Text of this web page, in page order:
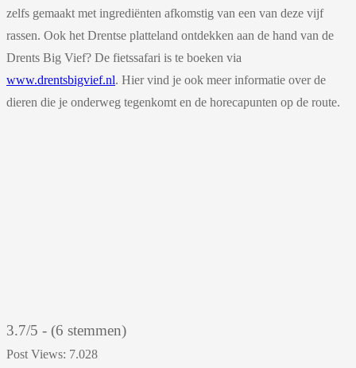
zelfs gemaakt met ingrediënten afkomstig van een van deze vijf
rassen. Ook het Drentse platteland ontdekken aan de hand van de
Drents Big Vief? De fietssafari is te boeken via
www.drentsbigvief.nl. Hier vind je ook meer informatie over de
dieren die je onderweg tegenkomt en de horecapunten op de route.
3.7/5 - (6 stemmen)
Post Views: 7.028